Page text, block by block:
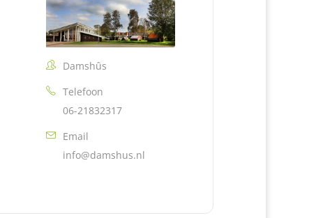
Damshûs
Telefoon
06-21832317
Email
info@damshus.nl